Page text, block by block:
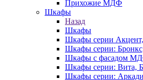
Прихожие МДФ
Шкафы
Назад
Шкафы
Шкафы серии
Шкафы серии:
Шкафы с фасадом
Шкафы серии: Вита,
Шкафы серии: